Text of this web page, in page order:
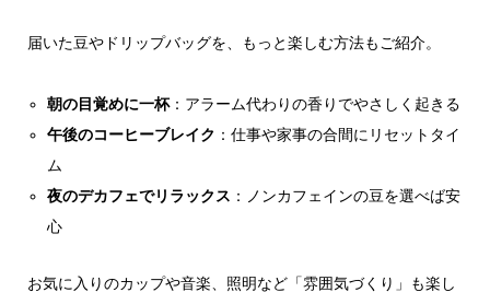
届いた豆やドリップバッグを、もっと楽しむ方法もご紹介。
朝の目覚めに一杯：アラーム代わりの香りでやさしく起きる
午後のコーヒーブレイク ：仕事や家事の合間にリセットタイ
ム
夜のデカフェでリラックス ：ノンカフェインの豆を選べば安
心
お気に入りのカップや音楽、照明など「雰囲気づくり」も楽し